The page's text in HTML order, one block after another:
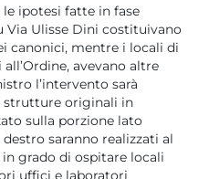
ipotesi fatte in fase
Ulisse Dini costituivano
mentre i locali di
avevano altre
l’intervento sarà
strutture originali in
sulla porzione lato
saranno realizzati al
grado di ospitare locali
uffici e laboratori